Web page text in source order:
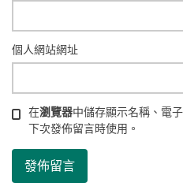
個人網站網址
在瀏覽器中儲存顯示名稱、電
下次發佈留言時使用。